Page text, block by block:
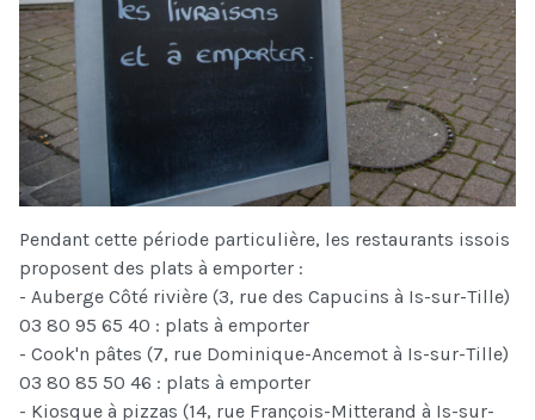
Pendant cette période particulière, les restaurants issois
proposent des plats à emporter :
- Auberge Côté rivière (3, rue des Capucins à Is-sur-Tille)
03 80 95 65 40 : plats à emporter
- Cook'n pâtes (7, rue Dominique-Ancemot à Is-sur-Tille)
03 80 85 50 46 : plats à emporter
- Kiosque à pizzas (14, rue François-Mitterand à Is-sur-